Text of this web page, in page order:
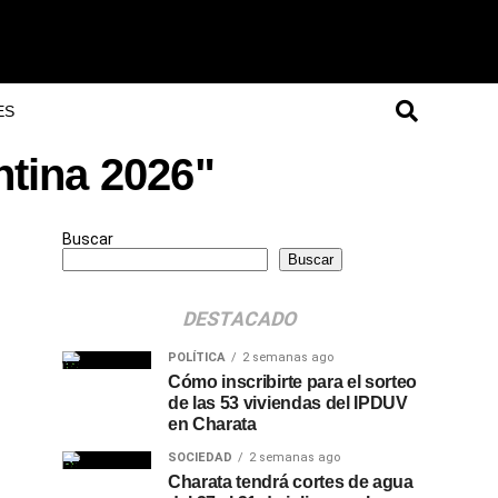
2026"
Buscar
Buscar
DESTACADO
POLÍTICA 2 semanas ago
Cómo inscribirte para el sorteo
de las 53 viviendas del IPDUV
en Charata
SOCIEDAD 2 semanas ago
Charata tendrá cortes de agua